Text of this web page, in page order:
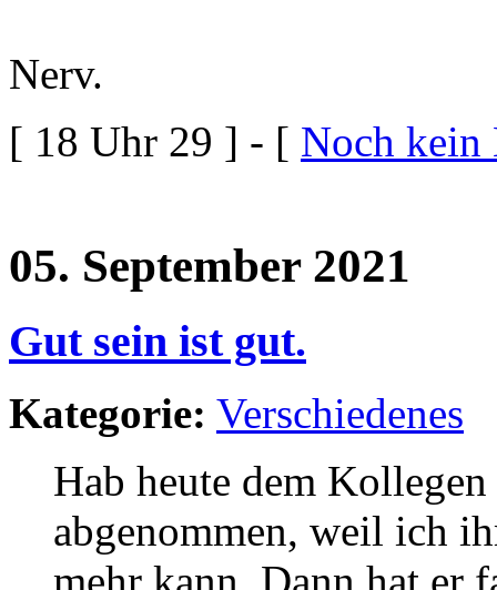
Nerv.
[ 18 Uhr 29 ] - [ Noch kein
05. September 2021
Gut sein ist gut.
Kategorie: Verschiedenes
Hab heute dem
abgenommen, weil ich